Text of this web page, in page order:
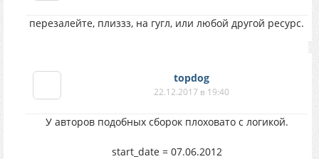
перезалейте, плиззз, на гугл, или любой другой ресурс.
topdog
22.12.2017 в 19:40
У авторов подобных сборок плоховато с логикой.
start_date = 07.06.2012